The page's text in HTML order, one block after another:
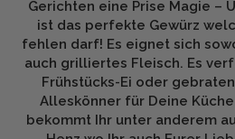
Gerichten eine Prise Magie –
ist das perfekte Gewürz
fehlen darf! Es eignet sich
auch grilliertes Fleisch. Es
Frühstücks-Ei oder
Alleskönner für Deine
bekommt Ihr unter anderem